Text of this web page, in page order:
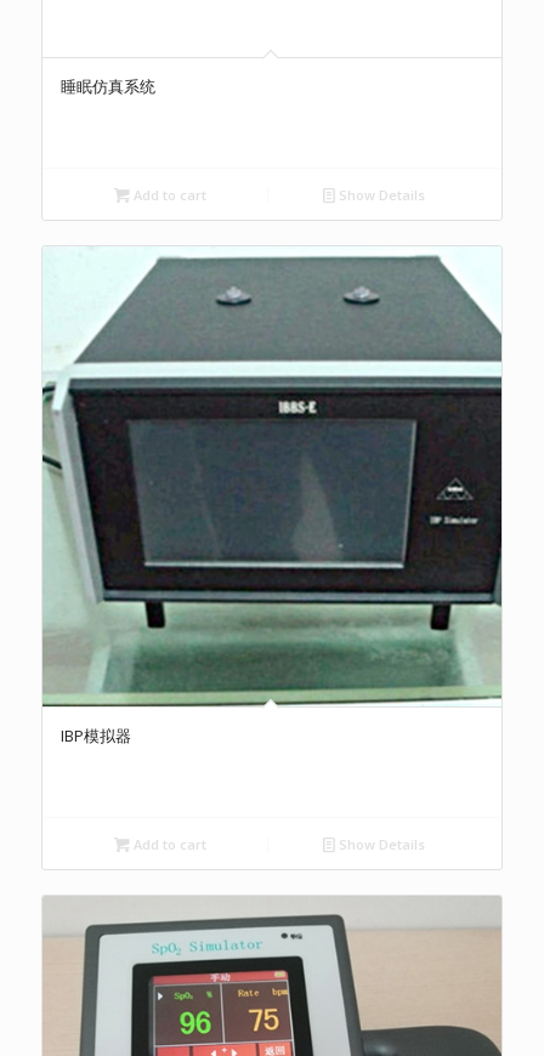
睡眠仿真系统
Add to cart Show Details
IBP模拟器
Add to cart Show Details